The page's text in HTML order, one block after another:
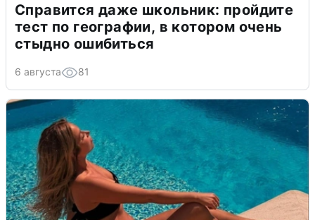
Справится даже школьник: пройдите
тест по географии, в котором очень
стыдно ошибиться
6 августа 81